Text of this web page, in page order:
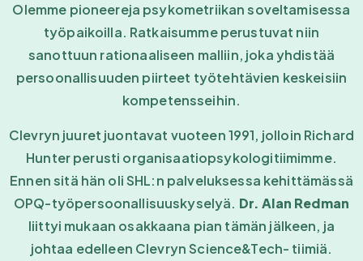
Olemme pioneereja psykometriikan soveltamisessa
työpaikoilla. Ratkaisumme perustuvat niin
sanottuun rationaaliseen malliin, joka yhdistää
persoonallisuuden piirteet työtehtävien keskeisiin
kompetensseihin.
Clevryn juuret juontavat vuoteen 1991, jolloin Richard
Hunter perusti organisaatiopsykologitiimimme.
Ennen sitä hän oli SHL:n palveluksessa kehittämässä
OPQ-työpersoonallisuuskyselyä. Dr. Alan Redman
liittyi mukaan osakkaana pian tämän jälkeen, ja
johtaa edelleen Clevryn Science&Tech- tiimiä.